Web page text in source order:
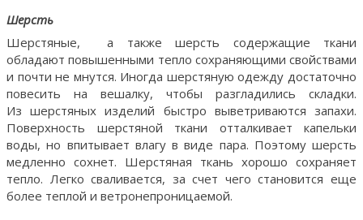
Шерсть
Шерстяные, а также шерсть содержащие ткани
обладают повышенными тепло сохраняющими свойствами
и почти не мнутся. Иногда шерстяную одежду достаточно
повесить на вешалку, чтобы разгладились складки.
Из шерстяных изделий быстро выветриваются запахи.
Поверхность шерстяной ткани отталкивает капельки
воды, но впитывает влагу в виде пара. Поэтому шерсть
медленно сохнет. Шерстяная ткань хорошо сохраняет
тепло. Легко сваливается, за счет чего становится еще
более теплой и ветронепроницаемой.